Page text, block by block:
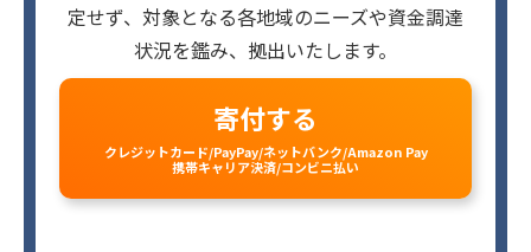
定せず、対象となる各地域のニーズや資金調達
状況を鑑み、拠出いたします。
寄付する
クレジットカード/PayPay/ネットバンク/Amazon Pay
携帯キャリア決済/コンビニ払い